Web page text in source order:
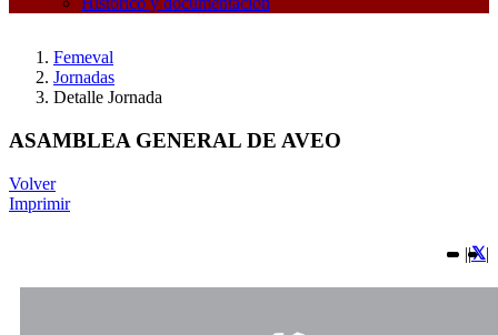
Femeval
Jornadas
Detalle Jornada
ASAMBLEA GENERAL DE AVEO
Volver
Imprimir
|| |